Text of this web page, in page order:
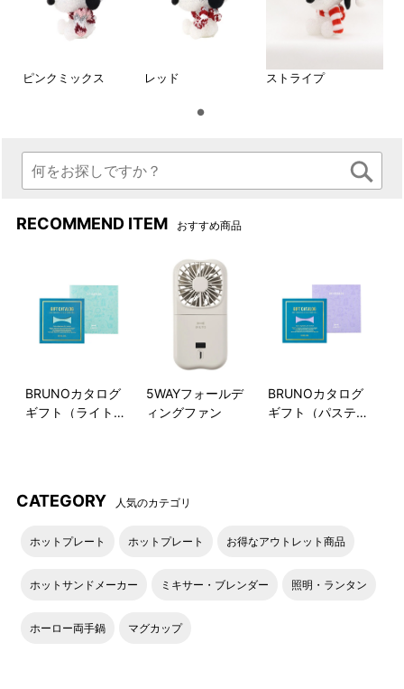
ピンクミックス レッド ストライプ
RECOMMEND ITEM おすすめ商品
BRUNOカタログ
ギフト（ライトブ
5WAYフォールデ
ィングファン
BRUNOカタログ
ギフト（パステル
CATEGORY 人気のカテゴリ
ホットプレート ホットプレート お得なアウトレット商品
ホットサンドメーカー ミキサー・ブレンダー 照明・ランタン
ホーロー両手鍋 マグカップ